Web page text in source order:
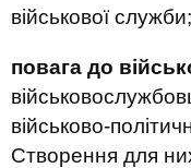
військової служби;
повага до
військово-
Створення для